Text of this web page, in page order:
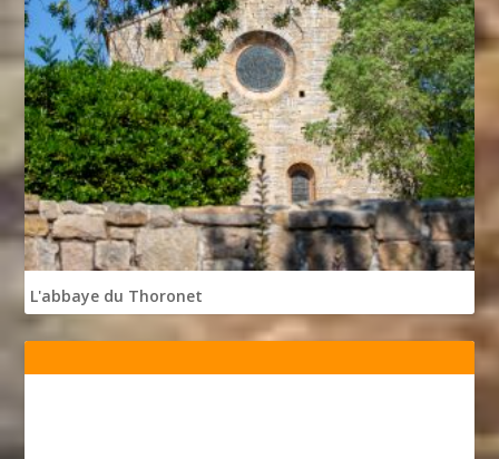
L'abbaye du Thoronet